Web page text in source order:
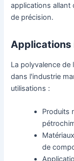
applications allant
de précision.
Applications
La polyvalence de
dans l'industrie
utilisations :
Produits
de